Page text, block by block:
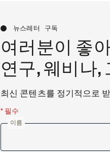
뉴스레터 구독
여러분이 좋
연구, 웨비나,
최신 콘텐츠를 정기적으로
* 필수
이름